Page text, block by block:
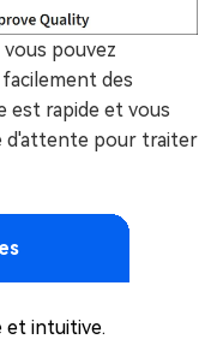
vous pouvez
des
est rapide et vous
d'attente pour traiter
et intuitive.